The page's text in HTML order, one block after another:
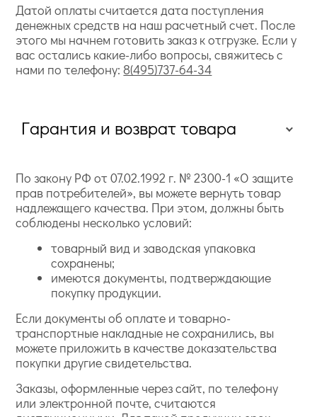
Датой оплаты считается дата поступления
денежных средств на наш расчетный счет. После
этого мы начнем готовить заказ к отгрузке. Если у
вас остались какие-либо вопросы, свяжитесь с
нами по телефону: 8(495)737-64-34
Гарантия и возврат товара
По закону РФ от 07.02.1992 г. № 2300-1 «О защите
прав потребителей», вы можете вернуть товар
надлежащего качества. При этом, должны быть
соблюдены несколько условий:
товарный вид и заводская упаковка
сохранены;
имеются документы, подтверждающие
покупку продукции.
Если документы об оплате и товарно-
транспортные накладные не сохранились, вы
можете приложить в качестве доказательства
покупки другие свидетельства.
Заказы, оформленные через сайт, по телефону
или электронной почте, считаются